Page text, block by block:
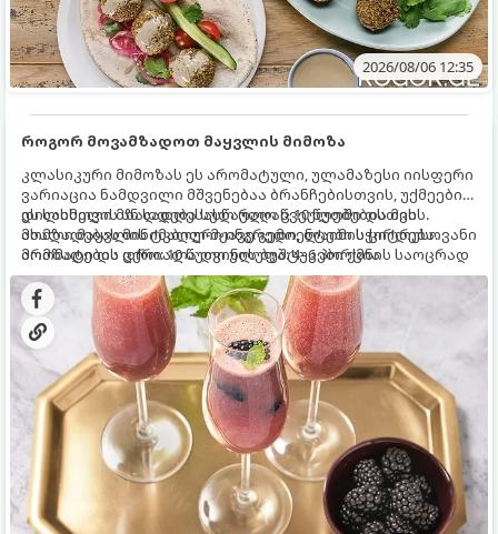
2026/08/06 12:35
როგორ მოვამზადოთ მაყვლის მიმოზა
კლასიკური მიმოზას ეს არომატული, ულამაზესი იისფერი
ვარიაცია ნამდვილი მშვენებაა ბრანჩებისთვის, უქმეების
დილისთვის ან სადღესასწაულო წვეულებებისთვის.
ახალი მაყვლის ტკბილ-მჟავე გემო, ლაიმის ციტრუსოვანი
არომატი და ცქრიალა ღვინის ბუშტუკები ქმნის საოცრად
დახვეწილ და მაგრილებელ კოქტეილს.
ეს სასმელი მზადდება სულ რაღაც 10 წუთში და მის
მომზადებას მინიმალური ინგრედიენტები სჭირდება.
მომზადების დრო: 10 წუთი ულუფა: 4–6 პორცია